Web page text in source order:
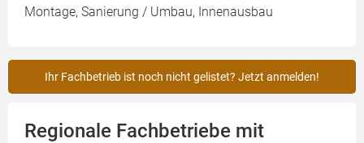
Montage, Sanierung / Umbau, Innenausbau
Ihr Fachbetrieb ist noch nicht gelistet? Jetzt anmelden!
Regionale Fachbetriebe mit